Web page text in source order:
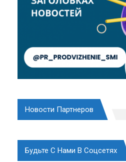
Новости Партнеров
Будьте С Нами В Соцсетях